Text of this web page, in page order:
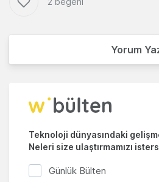
Yorum
Teknoloji dünyasındaki
Neleri size ulaştırmamızı
Günlük Bülten